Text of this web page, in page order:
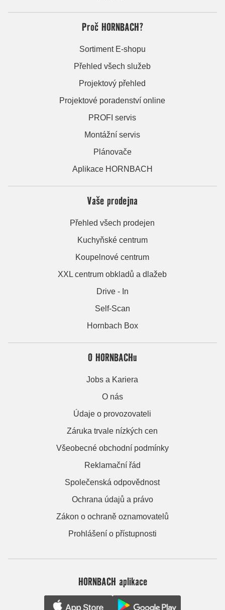
Proč HORNBACH?
Sortiment E-shopu
Přehled všech služeb
Projektový přehled
Projektové poradenství online
PROFI servis
Montážní servis
Plánovače
Aplikace HORNBACH
Vaše prodejna
Přehled všech prodejen
Kuchyňské centrum
Koupelnové centrum
XXL centrum obkladů a dlažeb
Drive - In
Self-Scan
Hornbach Box
O HORNBACHu
Jobs a Kariera
O nás
Údaje o provozovateli
Záruka trvale nízkých cen
Všeobecné obchodní podmínky
Reklamační řád
Společenská odpovědnost
Ochrana údajů a právo
Zákon o ochraně oznamovatelů
Prohlášení o přístupnosti
HORNBACH aplikace